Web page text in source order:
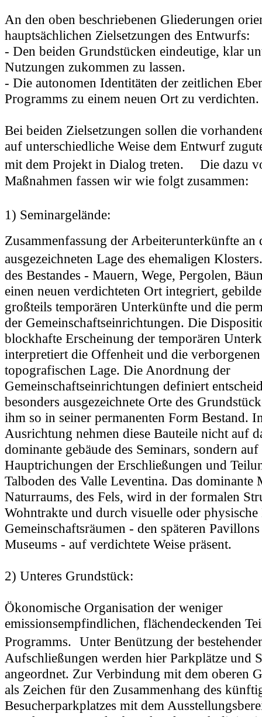
An den oben beschriebenen Gliederungen
hauptsächlichen Zielsetzungen des Entwurfs:
- Den beiden Grundstücken eindeutige, klar
Nutzungen zukommen zu lassen.
- Die autonomen Identitäten der zeitlichen
Programms zu einem neuen Ort zu verdichten.
Bei beiden Zielsetzungen sollen die
auf unterschiedliche Weise dem Entwurf
mit dem Projekt in Dialog treten. Die dazu
Maßnahmen fassen wir wie folgt zusammen:
1) Seminargelände:
Zusammenfassung der Arbeiterunterkünfte an
ausgezeichneten Lage des ehemaligen
des Bestandes - Mauern, Wege, Pergolen,
einen neuen verdichteten Ort integriert,
großteils temporären Unterkünfte und die
der Gemeinschaftseinrichtungen. Die
blockhafte Erscheinung der temporären
interpretiert die Offenheit und die
topografischen Lage. Die Anordnung der
Gemeinschaftseinrichtungen definiert
besonders ausgezeichnete Orte des
ihm so in seiner permanenten Form Bestand.
Ausrichtung nehmen diese Bauteile nicht auf
dominante gebäude des Seminars, sondern auf
Hauptrichungen der Erschließungen und
Talboden des Valle Leventina. Das dominante
Naturraums, des Fels, wird in der formalen
Wohntrakte und durch visuelle oder physische
Gemeinschaftsräumen - den späteren
Museums - auf verdichtete Weise präsent.
2) Unteres Grundstück:
Ökonomische Organisation der weniger
emissionsempfindlichen, flächendeckenden
Programms. Unter Benützung der
Aufschließungen werden hier Parkplätze und
angeordnet. Zur Verbindung mit dem oberen
als Zeichen für den Zusammenhang des
Besucherparkplatzes mit dem